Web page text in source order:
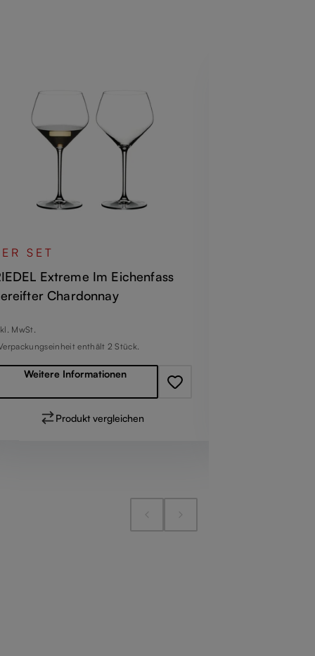
SET
Extreme Im Eichenfass
Chardonnay
Preis:
MwSt.
enthält 2 Stück.
Weitere Informationen
Produkt vergleichen